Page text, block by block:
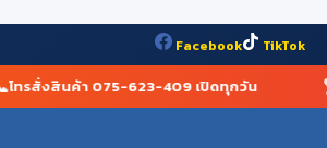
Facebook TikTok
รสั่งสินค้า 075-623-409 เปิดทุกวัน